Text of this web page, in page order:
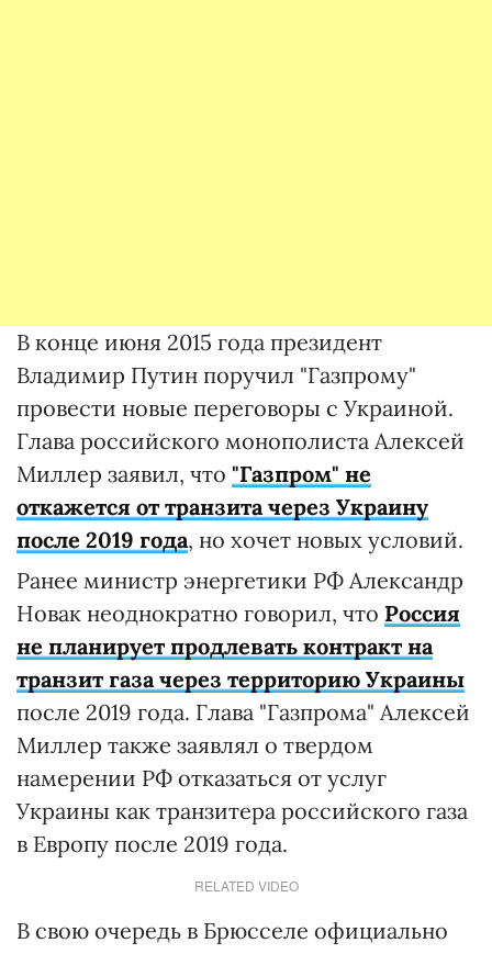
В конце июня 2015 года президент
Владимир Путин поручил "Газпрому"
провести новые переговоры с Украиной.
Глава российского монополиста Алексей
Миллер заявил, что "Газпром" не
откажется от транзита через Украину
после 2019 года, но хочет новых условий.
Ранее министр энергетики РФ Александр
Новак неоднократно говорил, что Россия
не планирует продлевать контракт на
транзит газа через территорию Украины
после 2019 года. Глава "Газпрома" Алексей
Миллер также заявлял о твердом
намерении РФ отказаться от услуг
Украины как транзитера российского газа
в Европу после 2019 года.
RELATED VIDEO
В свою очередь в Брюсселе официально